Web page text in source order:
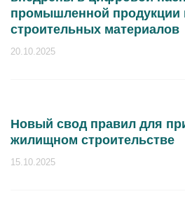
промышленной продукции
строительных материалов
20.10.2025
Новый свод правил для
жилищном строительстве
15.10.2025